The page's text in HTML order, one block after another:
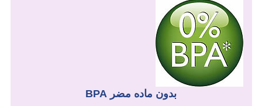
بدون ماده مضر BPA